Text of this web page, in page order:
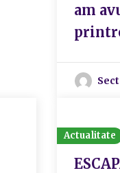
am
Actualitate